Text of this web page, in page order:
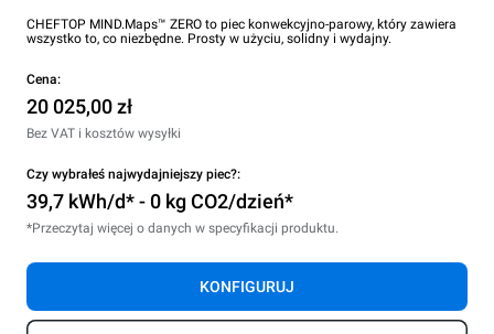
CHEFTOP MIND.Maps™ ZERO to piec konwekcyjno-parowy, który zawiera
wszystko to, co niezbędne. Prosty w użyciu, solidny i wydajny.
Cena:
20 025,00 zł
Bez VAT i kosztów wysyłki
Czy wybrałeś najwydajniejszy piec?:
39,7 kWh/d* - 0 kg CO2/dzień*
*Przeczytaj więcej o danych w specyfikacji produktu.
KONFIGURUJ